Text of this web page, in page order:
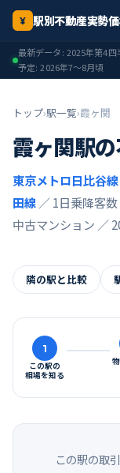
¥ 駅別不動産実勢
最新データ: 2025年第4四
予定:2026年7〜8月頃
トップ›駅一覧›霞ヶ関
霞ヶ関駅
東京メトロ日比谷線
田線 ／ 1日乗降客
中古マンション ／
隣の駅と比較
1
この駅の
相場を知る
この駅の取